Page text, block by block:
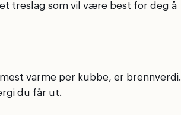
treslag som vil være best for deg å
varme per kubbe, er brennverdi.
du får ut.